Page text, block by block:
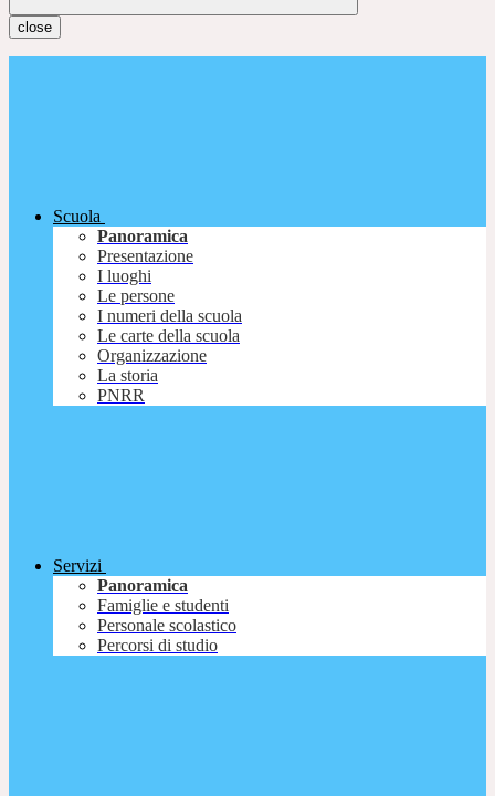
close
Scuola
Panoramica
Presentazione
I luoghi
Le persone
I numeri della scuola
Le carte della scuola
Organizzazione
La storia
PNRR
Servizi
Panoramica
Famiglie e studenti
Personale scolastico
Percorsi di studio